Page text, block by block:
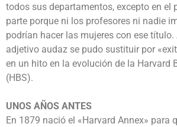
todos sus departamentos, excepto en el
parte porque ni los profesores ni nadie
podrían hacer las mujeres con ese título.
adjetivo audaz se pudo sustituir por
en un hito en la evolución de la Harvard
(HBS).
UNOS AÑOS ANTES
En 1879 nació el «Harvard Annex» para